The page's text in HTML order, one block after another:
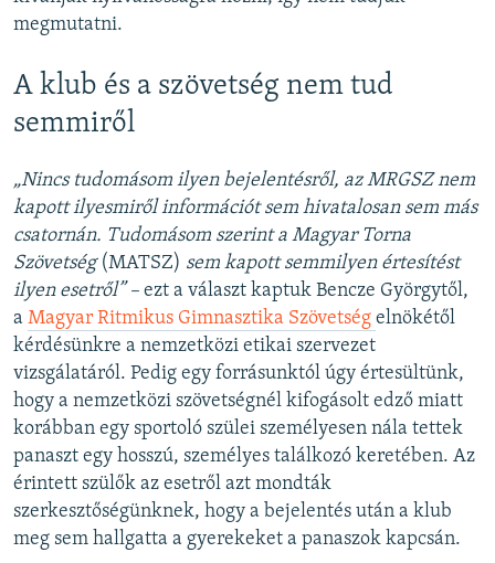
megmutatni.
A klub és a szövetség nem tud
semmiről
„Nincs tudomásom ilyen bejelentésről, az MRGSZ nem
kapott ilyesmiről információt sem hivatalosan sem más
csatornán. Tudomásom szerint a Magyar Torna
Szövetség (MATSZ) sem kapott semmilyen értesítést
ilyen esetről” – ezt a választ kaptuk Bencze Györgytől,
a Magyar Ritmikus Gimnasztika Szövetség elnökétől
kérdésünkre a nemzetközi etikai szervezet
vizsgálatáról. Pedig egy forrásunktól úgy értesültünk,
hogy a nemzetközi szövetségnél kifogásolt edző miatt
korábban egy sportoló szülei személyesen nála tettek
panaszt egy hosszú, személyes találkozó keretében. Az
érintett szülők az esetről azt mondták
szerkesztőségünknek, hogy a bejelentés után a klub
meg sem hallgatta a gyerekeket a panaszok kapcsán.